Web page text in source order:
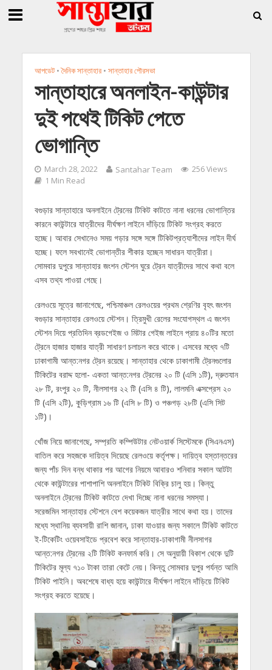
সাধারণ সম্পাদক সোহাগ » সান্তাহারে হেরোইনসহ যুবক গ্রেফতার সান্তাহারে
আপডেট • দৈনিক সান্তাহার • সান্তাহার পৌরসভা
সান্তাহারে অনলাইন-কাউন্টার
দুই পথেই টিকিট পেতে
ভোগান্তি
March 28, 2022 Santahar Team
256 Views
1 Min Read
বগুড়ার সান্তাহারে অনলাইনে ট্রেনের টিকিট কাটতে নানা ধরনের ভোগান্তির
কারনে কাউন্টারে যাত্রীদের দীর্ঘক্ষণ লাইনে দাঁড়িয়ে টিকিট সংগ্রহ করতে
হচ্ছে। আবার সেখানেও সময় গড়ার সঙ্গে সঙ্গে টিকিটপ্রত্যাশীদের লাইন দীর্ঘ
হচ্ছে। ফলে সবখানেই ভোগান্তীর শীকার হচ্ছেন সাধারন যাত্রীরা।
সোমবার দুপুরে সান্তাহার জংশন স্টেশন ঘুরে ট্রেন যাত্রীদের সাথে কথা বলে
এসব তথ্য পাওয়া গেছে।
রেলওয়ে সূত্রে জানাগেছে, পশ্চিমাঞ্চল রেলওয়ের প্রথম শ্রেণির বৃহৎ জংশন
বগুড়ার সান্তাহার রেলওয়ে স্টেশন। ত্রিমুখী রেলের সংযোগস্থল এ জংশন
স্টেশন দিয়ে প্রতিদিন ব্রডগেইজ ও মিটার গেইজ লাইনে প্রায় ৪০টির মতো
ট্রেনে হাজার হাজার যাত্রী সাধারণ চলাচল করে থাকে। এসবের মধ্যে ৭টি
ঢাকাগামী আন্ত:নগর ট্রেন রয়েছে। সান্তাহার থেকে ঢাকাগামী ট্রেনগুলোর
টিকিটের বরাদ্দ হলো- একতা আন্ত:নগর ট্রেনের ২০ টি (এসি ১টি), দ্রুতযান
২৮ টি, রংপুর ২০ টি, নীলসাগর ২২ টি (এসি ৪ টি), লালমনি এক্সপ্রেস ২০
টি (এসি ২টি), কুড়িগ্রাম ১৬ টি (এসি ৮ টি) ও পঞ্চগড় ২৮টি (এসি সিট
১টি)।
খোঁজ নিয়ে জানাগেছে, সম্প্রতি কম্পিউটার নেটওয়ার্ক সিস্টেমকে (সিএনএস)
বাতিল করে সহজকে দায়িত্ব দিয়েছে রেলওয়ে কর্তৃপক্ষ। দায়িত্ব হস্তান্তরের
জন্য পাঁচ দিন বন্ধ থাকার পর আগের নিয়মে আবারও শনিবার সকাল আটটা
থেকে কাউন্টারের পাশাপাশি অনলাইনে টিকিট বিক্রি চালু হয়। কিন্তু
অনলাইনে ট্রেনের টিকিট কাটতে দেখা দিচ্ছে নানা ধরনের সমস্যা।
সরেজমিন সান্তাহার স্টেশনে বেশ কয়েকজন যাত্রীর সাথে কথা হয়। তাদের
মধ্যে স্থানিয় ব্যবসায়ী রাশি জানান, ঢাকা যাওয়ার জন্য সকালে টিকিট কাটতে
ই-টিকেটিং ওয়েবসাইডে প্রবেশ করে সান্তাহার-ঢাকাগামী নীলসাগর
আন্ত:নগর ট্রেনের ২টি টিকিট কনফার্ম করি। সে অনুয়ায়ী বিকাশ থেকে দুটি
টিকিটের মূল্য ৭১০ টাকা তারা কেটে নেয়। কিন্তু সোমবার দুপুর পর্যন্ত আমি
টিকিট পাইনি। অবশেষে বাধ্য হয়ে কাউন্টারে দীর্ঘক্ষণ লাইনে দাঁড়িয়ে টিকিট
সংগ্রহ করতে হয়েছে।